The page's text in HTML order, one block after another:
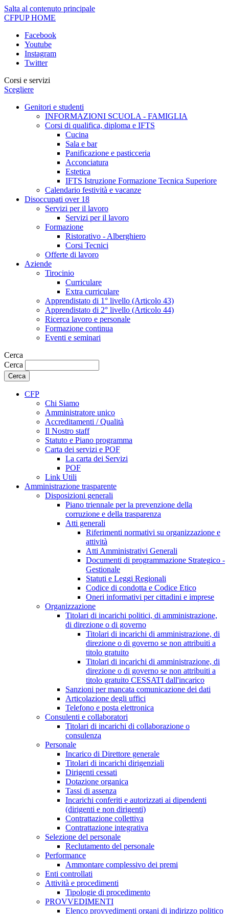
Salta al contenuto principale
CFPUPHOME
Facebook
Youtube
Instagram
Twitter
Corsi e servizi
Scegliere
Genitori e studenti
INFORMAZIONI SCUOLA - FAMIGLIA
Corsi di qualifica, diploma e IFTS
Cucina
Sala e bar
Panificazione e pasticceria
Acconciatura
Estetica
IFTS Istruzione Formazione Tecnica Superiore
Calendario festività e vacanze
Disoccupati over 18
Servizi per il lavoro
Servizi per il lavoro
Formazione
Ristorativo - Alberghiero
Corsi Tecnici
Offerte di lavoro
Aziende
Tirocinio
Curriculare
Extra curriculare
Apprendistato di 1° livello (Articolo 43)
Apprendistato di 2° livello (Articolo 44)
Ricerca lavoro e personale
Formazione continua
Eventi e seminari
Cerca
Cerca
CFP
Chi Siamo
Amministratore unico
Accreditamenti / Qualità
Il Nostro staff
Statuto e Piano programma
Carta dei servizi e POF
La carta dei Servizi
POF
Link Utili
Amministrazione trasparente
Disposizioni generali
Piano triennale per la prevenzione della
corruzione e della trasparenza
Atti generali
Riferimenti normativi su organizzazione e
attività
Atti Amministrativi Generali
Documenti di programmazione Strategico -
Gestionale
Statuti e Leggi Regionali
Codice di condotta e Codice Etico
Oneri informativi per cittadini e imprese
Organizzazione
Titolari di incarichi politici, di amministrazione,
di direzione o di governo
Titolari di incarichi di amministrazione, di
direzione o di governo se non attribuiti a
titolo gratuito
Titolari di incarichi di amministrazione, di
direzione o di governo se non attribuiti a
titolo gratuito CESSATI dall'incarico
Sanzioni per mancata comunicazione dei dati
Articolazione degli uffici
Telefono e posta elettronica
Consulenti e collaboratori
Titolari di incarichi di collaborazione o
consulenza
Personale
Incarico di Direttore generale
Titolari di incarichi dirigenziali
Dirigenti cessati
Dotazione organica
Tassi di assenza
Incarichi conferiti e autorizzati ai dipendenti
(dirigenti e non dirigenti)
Contrattazione collettiva
Contrattazione integrativa
Selezione del personale
Reclutamento del personale
Performance
Ammontare complessivo dei premi
Enti controllati
Attività e procedimenti
Tipologie di procedimento
PROVVEDIMENTI
Elenco provvedimenti organi di indirizzo politico